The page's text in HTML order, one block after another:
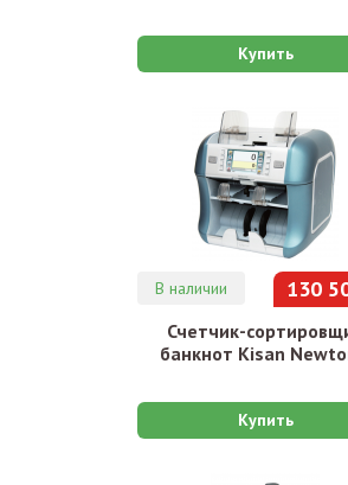
Купить
В наличии 130
Счетчик-
банкнот Kisan
Купить